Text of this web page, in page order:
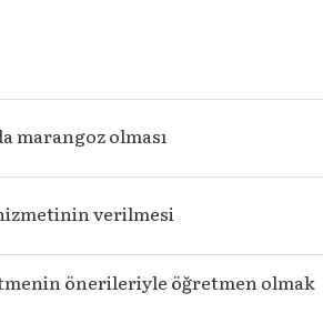
marangoz olması
verilmesi
önerileriyle öğretmen olmak